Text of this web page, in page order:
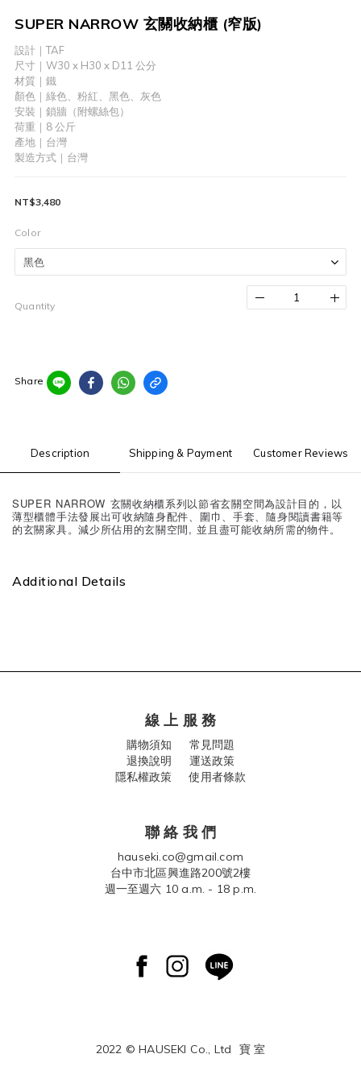
SUPER NARROW 玄關收納櫃 (窄版)
設計｜TAF
尺寸｜W30 x H30 x D11 公分
材質｜鐵
顏色｜綠色、粉紅、黑色、灰色
安裝｜鎖牆（附螺絲包）
荷重｜8 公斤
產地｜台灣
製造方式｜台灣
NT$3,480
Color
Quantity
Share
Description Shipping & Payment Customer Reviews
SUPER NARROW 玄關收納櫃系列以節省玄關空間為設計目的，以
薄型櫃體手法發展出可收納隨身配件、圍巾、手套、隨身閱讀書籍等
的玄關家具。減少所佔用的玄關空間, 並且盡可能收納所需的物件。
Additional Details
線 上 服 務
購物須知 常見問題
退換說明
運送政策
隱私權政策 使用者條款
聯 絡 我 們
hauseki.co@gmail.com
台中市北區興進路200號2樓
週一至週六 10 a.m. - 18 p.m.
2022 © HAUSEKI Co., Ltd 寶 室